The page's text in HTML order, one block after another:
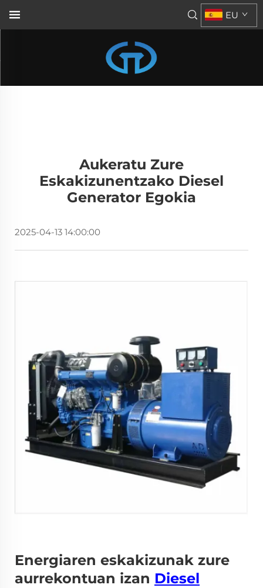
EU
Aukeratu Zure
Eskakizunentzako Diesel
Generator Egokia
2025-04-13 14:00:00
Energiaren eskakizunak zure
aurrekontuan izan Diesel